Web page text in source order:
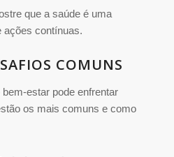
que a saúde é uma
ações contínuas.
COMUNS
estar pode enfrentar
os mais comuns e como